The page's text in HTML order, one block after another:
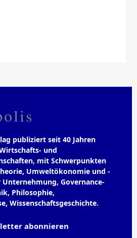
publiziert seit 40 Jahren
und
mit Schwerpunkten
Umweltökonomie und -
Governance-
Philosophie,
Wissenschaftsgeschichte.
abonnieren